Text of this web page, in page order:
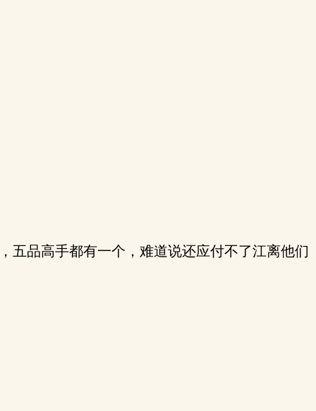
品高手都有一个，难道说还应付不了江离他们